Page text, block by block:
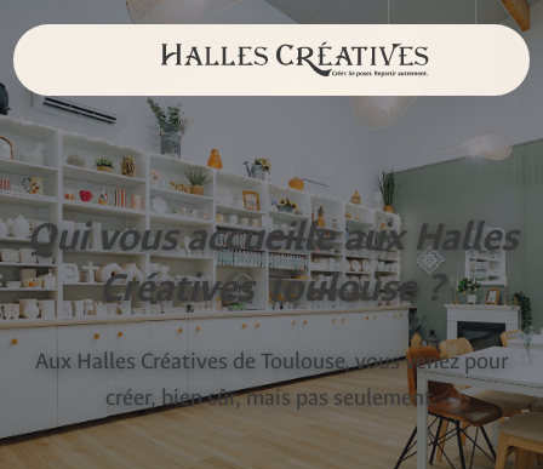
Qui vous accueille aux Halles
Créatives Toulouse ?
Aux Halles Créatives de Toulouse, vous venez pour
créer, bien sûr, mais pas seulement.